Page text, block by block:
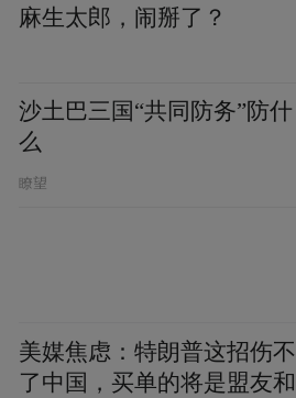
麻生太郎，闹掰了？
沙土巴三国“共同防务”防什
么
瞭望
美媒焦虑：特朗普这招伤不
了中国，买单的将是盟友和